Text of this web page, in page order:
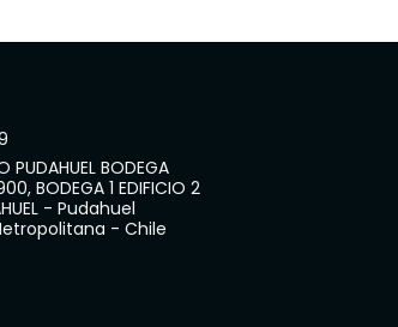
PUDAHUEL BODEGA
BODEGA 1 EDIFICIO 2
- Pudahuel
- Chile